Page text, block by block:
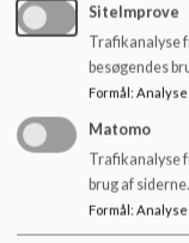
Soldalen 8,
+45 9628 7690
SiteImprove
Trafikanalyse
besøgendes
Formål: Analyse
Matomo
Trafikanalyse
brug af siderne.
Formål: Analyse